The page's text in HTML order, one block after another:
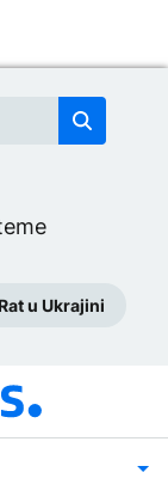
Rat u Ukrajini